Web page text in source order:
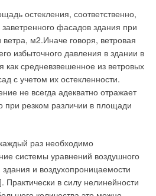
остекления, соответственно,
фасадов здания при
м2.Иначе говоря, ветровая
избыточного давления в здании в
как средневзвешенное из ветровых
с учетом их остекленности.
не всегда адекватно отражает
при резком различии в площади
раз необходимо
системы уравнений воздушного
и воздухопроницаемости
в силу нелинейности
точности (в особенности на
вводится достаточно большое
при проведения поверки
получения достоверного
достаточно большое
от поверяемого, так и от
нескольких сотен).
на малых расходах длится
системы стабилизации
— изготовление установки без
в гидравлическом
на тепловой режим
времени суток. В частности,
изготовленного из
высокой теплоемкостью,
элемента, выполненного из
обстановки помещения, как
на тепловой режим
обстановку. К активным
выделяющее теплоту
электрической и пр.
— элементы,